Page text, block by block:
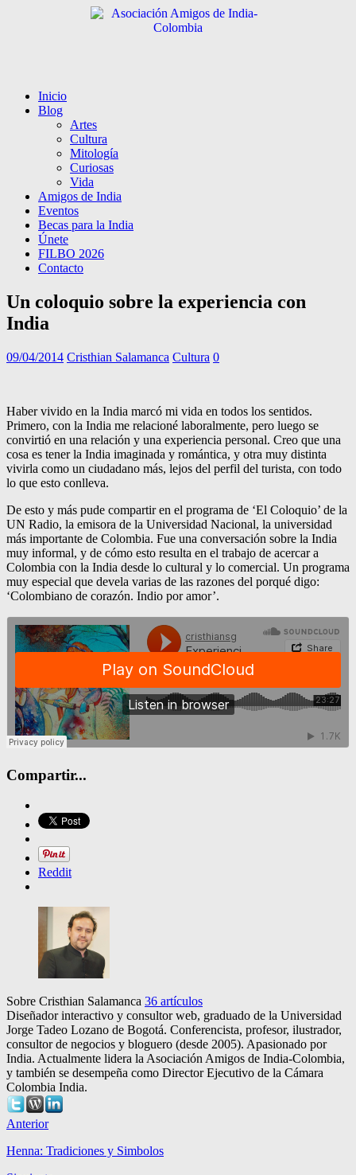
Inicio
Blog
Artes
Cultura
Mitología
Curiosas
Vida
Amigos de India
Eventos
Becas para la India
Únete
FILBO 2026
Contacto
Un coloquio sobre la experiencia con
India
09/04/2014 Cristhian Salamanca Cultura 0
Haber vivido en la India marcó mi vida en todos los sentidos.
Primero, con la India me relacioné laboralmente, pero luego se
convirtió en una relación y una experiencia personal. Creo que una
cosa es tener la India imaginada y romántica, y otra muy distinta
vivirla como un ciudadano más, lejos del perfil del turista, con todo
lo que esto conlleva.
De esto y más pude compartir en el programa de ‘El Coloquio’ de la
UN Radio, la emisora de la Universidad Nacional, la universidad
más importante de Colombia. Fue una conversación sobre la India
muy informal, y de cómo esto resulta en el trabajo de acercar a
Colombia con la India desde lo cultural y lo comercial. Un programa
muy especial que devela varias de las razones del porqué digo:
‘Colombiano de corazón. Indio por amor’.
Compartir...
Reddit
Sobre Cristhian Salamanca 36 artículos
Diseñador interactivo y consultor web, graduado de la Universidad
Jorge Tadeo Lozano de Bogotá. Conferencista, profesor, ilustrador,
consultor de negocios y bloguero (desde 2005). Apasionado por
India. Actualmente lidera la Asociación Amigos de India-Colombia,
y también se desempeña como Director Ejecutivo de la Cámara
Colombia India.
Anterior
Henna: Tradiciones y Simbolos